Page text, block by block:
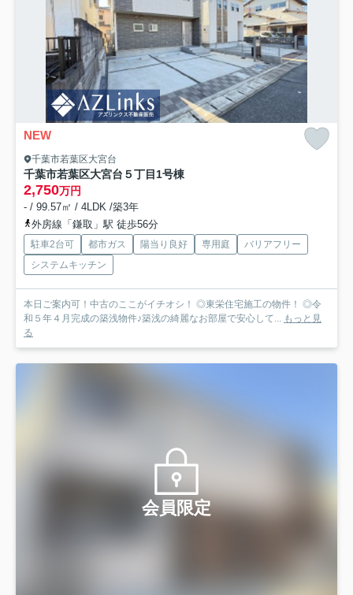
NEW
千葉市若葉区大宮台
千葉市若葉区大宮台５丁目1号棟
2,750万円
- / 99.57㎡ / 4LDK /築3年
外房線「鎌取」駅 徒歩56分
駐車2台可 都市ガス 陽当り良好 専用庭
バリアフリー
システムキッチン
本日ご案内可！中古のここがイチオシ！ ◎東栄住宅施工の物件！ ◎令
和５年４月完成の築浅物件♪築浅の綺麗なお部屋で安心して... もっと見
る
会員限定